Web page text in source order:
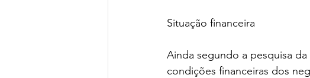
Situação financeira
Ainda segundo a pesquisa
condições financeiras dos